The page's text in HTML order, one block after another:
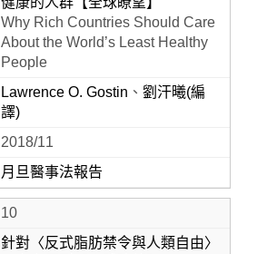
Why Rich Countries Should Care
About the World’s Least Healthy
People
Lawrence O. Gostin 、 劉汗曦(編
譯)
2018/11
月旦醫事法報告
10
針對〈反式脂肪禁令與人類自由〉